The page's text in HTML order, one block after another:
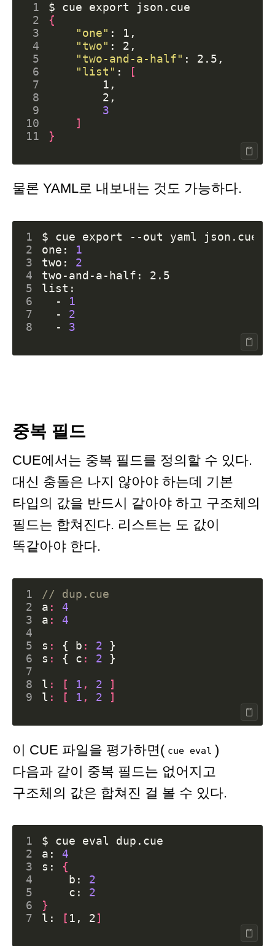
1 $ cue export
2
{
3
"one"
4
"two"
5
"two-and-a-half"
6
"list" :
[
7
8
9
3
10
]
11
}
물론 YAML로 내보내는 것도 가능하다.
1 $ cue export
2
one:
1
3
two: 2
4
5
6
  -
1
7
  -
2
8
  -
3
중복 필드
CUE에서는 중복 필드를 정의할 수 있다.
대신 충돌은 나지 않아야 하는데 기본
타입의 값을 반드시 같아야 하고 구조체의
필드는 합쳐진다. 리스트는 도 값이
똑같아야 한다.
1
// dup.cue
2
a :
4
3
a :
4
4
5
s : { b : 2
}
6
s : { c : 2
}
7
8
l : [ 1 , 2
]
9
l : [ 1 , 2 ]
이 CUE 파일을 평가하면( cue eval )
다음과 같이 중복 필드는 없어지고
구조체의 값은 합쳐진 걸 볼 수 있다.
1 $ cue eval
2
a: 4
3
s:
{
4
    b:
2
5
    c:
2
6
}
7
l: [ 1, 2]